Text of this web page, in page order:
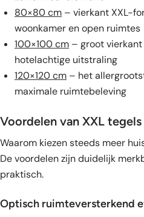
80×80 cm – vierkant XXL-
woonkamer en open ruimtes
100×100 cm – groot
hotelachtige uitstraling
120×120 cm – het
maximale ruimtebeleving
Voordelen van XXL tegels
Waarom kiezen steeds meer
De voordelen zijn duidelijk
praktisch.
Optisch ruimteversterkend